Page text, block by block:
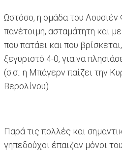
Ωστόσο, η ομάδα του
πανέτοιμη, ασταμάτητη και
που πατάει και που
ξεγυριστό 4-0, για να
(σ.σ.: η Μπάγερν παίζει την
Βερολίνου).
Παρά τις πολλές και
γηπεδούχοι έπαιζαν μόνοι